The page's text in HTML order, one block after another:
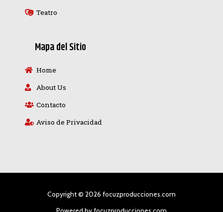
Teatro
Mapa del Sitio
Home
About Us
Contacto
Aviso de Privacidad
Copyright © 2026 focuzproducciones.com